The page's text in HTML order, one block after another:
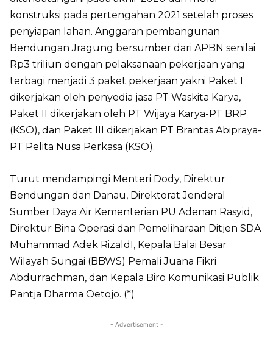
konstruksi pada pertengahan 2021 setelah proses
penyiapan lahan. Anggaran pembangunan
Bendungan Jragung bersumber dari APBN senilai
Rp3 triliun dengan pelaksanaan pekerjaan yang
terbagi menjadi 3 paket pekerjaan yakni Paket I
dikerjakan oleh penyedia jasa PT Waskita Karya,
Paket II dikerjakan oleh PT Wijaya Karya-PT BRP
(KSO), dan Paket III dikerjakan PT Brantas Abipraya-
PT Pelita Nusa Perkasa (KSO).
Turut mendampingi Menteri Dody, Direktur
Bendungan dan Danau, Direktorat Jenderal
Sumber Daya Air Kementerian PU Adenan Rasyid,
Direktur Bina Operasi dan Pemeliharaan Ditjen SDA
Muhammad Adek RizaldI, Kepala Balai Besar
Wilayah Sungai (BBWS) Pemali Juana Fikri
Abdurrachman, dan Kepala Biro Komunikasi Publik
Pantja Dharma Oetojo. (*)
- Advertisement -